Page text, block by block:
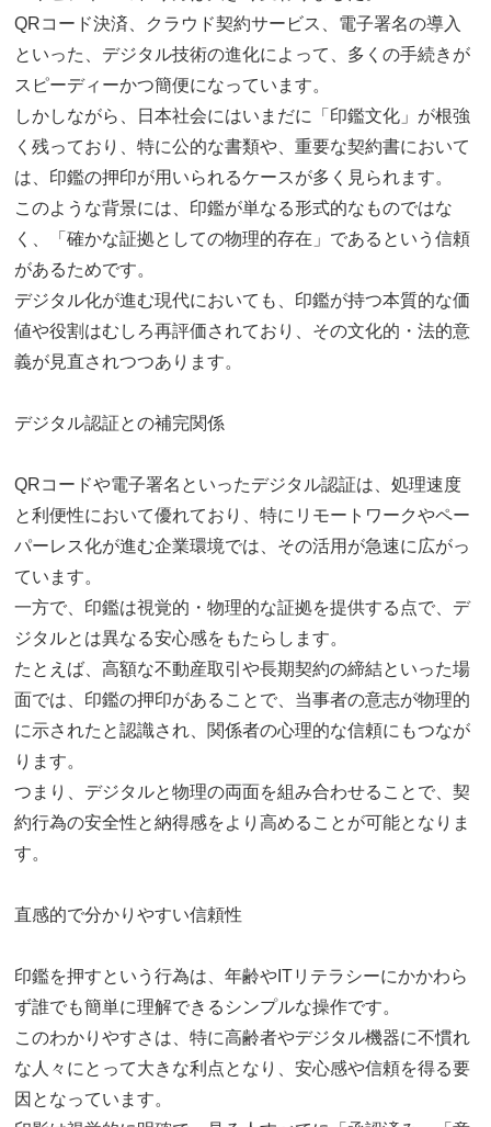
QRコード決済、クラウド契約サービス、電子署名の導入
といった、デジタル技術の進化によって、多くの手続きが
スピーディーかつ簡便になっています。
しかしながら、日本社会にはいまだに「印鑑文化」が根強
く残っており、特に公的な書類や、重要な契約書において
は、印鑑の押印が用いられるケースが多く見られます。
このような背景には、印鑑が単なる形式的なものではな
く、「確かな証拠としての物理的存在」であるという信頼
があるためです。
デジタル化が進む現代においても、印鑑が持つ本質的な価
値や役割はむしろ再評価されており、その文化的・法的意
義が見直されつつあります。
デジタル認証との補完関係
QRコードや電子署名といったデジタル認証は、処理速度
と利便性において優れており、特にリモートワークやペー
パーレス化が進む企業環境では、その活用が急速に広がっ
ています。
一方で、印鑑は視覚的・物理的な証拠を提供する点で、デ
ジタルとは異なる安心感をもたらします。
たとえば、高額な不動産取引や長期契約の締結といった場
面では、印鑑の押印があることで、当事者の意志が物理的
に示されたと認識され、関係者の心理的な信頼にもつなが
ります。
つまり、デジタルと物理の両面を組み合わせることで、契
約行為の安全性と納得感をより高めることが可能となりま
す。
直感的で分かりやすい信頼性
印鑑を押すという行為は、年齢やITリテラシーにかかわら
ず誰でも簡単に理解できるシンプルな操作です。
このわかりやすさは、特に高齢者やデジタル機器に不慣れ
な人々にとって大きな利点となり、安心感や信頼を得る要
因となっています。